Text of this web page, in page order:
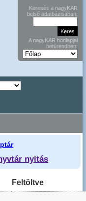
Keresés a nagyKAR
belső adatbázisában:
A nagyKAR honlapjai
betűrendben:
nyitás
Feltöltve